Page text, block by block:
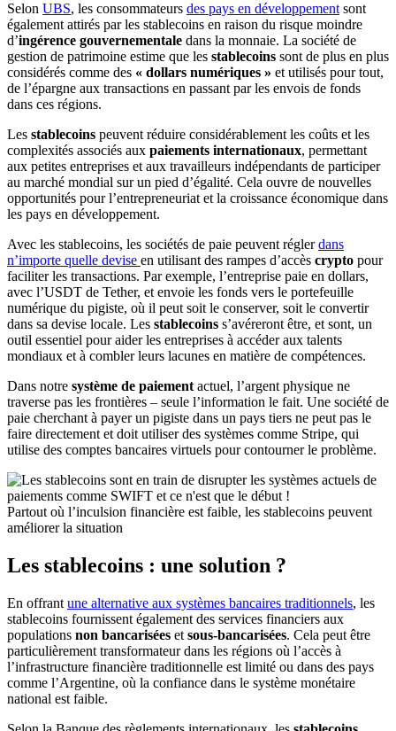
Selon UBS, les consommateurs des pays en développementsont
également attirés par les stablecoins en raison du risque moindre
d’ingérence gouvernementale dans la monnaie. La société de
gestion de patrimoine estime que les stablecoins sont de plus en plus
considérés comme des « dollars numériques » et utilisés pour tout,
de l’épargne aux transactions en passant par les envois de fonds
dans ces régions.
Les stablecoins peuvent réduire considérablement les coûts et les
complexités associés aux paiements internationaux, permettant
aux petites entreprises et aux travailleurs indépendants de participer
au marché mondial sur un pied d’égalité. Cela ouvre de nouvelles
opportunités pour l’entrepreneuriat et la croissance économique dans
les pays en développement.
Avec les stablecoins, les sociétés de paie peuvent réglerdans
n’importe quelle devise en utilisant des rampes d’accès crypto pour
faciliter les transactions. Par exemple, l’entreprise paie en dollars,
avec l’USDT de Tether, et envoie les fonds vers le portefeuille
numérique du pigiste, où il peut soit le conserver, soit le convertir
dans sa devise locale. Les stablecoins s’avéreront être, et sont, un
outil essentiel pour aider les entreprises à accéder aux talents
mondiaux et à combler leurs lacunes en matière de compétences.
Dans notre système de paiementactuel, l’argent physique ne
traverse pas les frontières – seule l’information le fait. Une société de
paie cherchant à payer un pigiste dans un pays tiers ne peut pas le
faire directement et doit utiliser des systèmes comme Stripe, qui
utilise des comptes bancaires virtuels pour contourner le problème.
Partout où l’inculsion financière est faible, les stablecoins peuvent
améliorer la situation
Les stablecoins : une solution ?
En offrant une alternative aux systèmes bancaires traditionnels, les
stablecoins fournissent également des services financiers aux
populations non bancarisées et sous-bancarisées. Cela peut être
particulièrement transformateur dans les régions où l’accès à
l’infrastructure financière traditionnelle est limité ou dans des pays
comme l’Argentine, où la confiance dans le système monétaire
national est faible.